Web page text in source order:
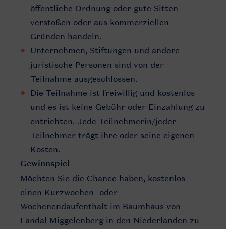
öffentliche Ordnung oder gute Sitten
verstoßen oder aus kommerziellen
Gründen handeln.
Unternehmen, Stiftungen und andere
juristische Personen sind von der
Teilnahme ausgeschlossen.
Die Teilnahme ist freiwillig und kostenlos
und es ist keine Gebühr oder Einzahlung zu
entrichten. Jede Teilnehmerin/jeder
Teilnehmer trägt ihre oder seine eigenen
Kosten.
Gewinnspiel
Möchten Sie die Chance haben, kostenlos
einen Kurzwochen- oder
Wochenendaufenthalt im Baumhaus von
Landal Miggelenberg in den Niederlanden zu